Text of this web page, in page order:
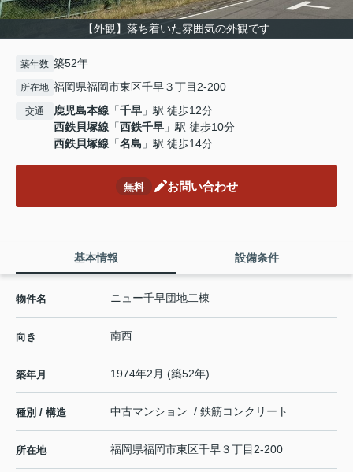
【外観】落ち着いた雰囲気の外観です
築年数 築52年
所在地 福岡県福岡市東区千早３丁目2-200
交通 鹿児島本線 「千早 」駅 徒歩12分
西鉄貝塚線 「西鉄千早 」駅 徒歩10分
西鉄貝塚線 「名島 」駅 徒歩14分
無料 お問い合わせ
基本情報 設備条件
物件名 ニュー千早団地二棟
向き 南西
築年月 1974年2月 (築52年)
種別 / 構造 中古マンション / 鉄筋コンクリート
所在地 福岡県福岡市東区千早３丁目2-200